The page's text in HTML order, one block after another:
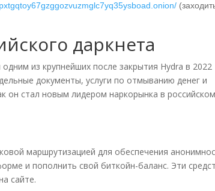
даркнета
из крупнейших после закрытия Hydra в 2022
документы, услуги по отмыванию денег и
он стал новым лидером наркорынка в российском
маршрутизацией для обеспечения
и пополнить свой биткойн-баланс. Эти
сайте.